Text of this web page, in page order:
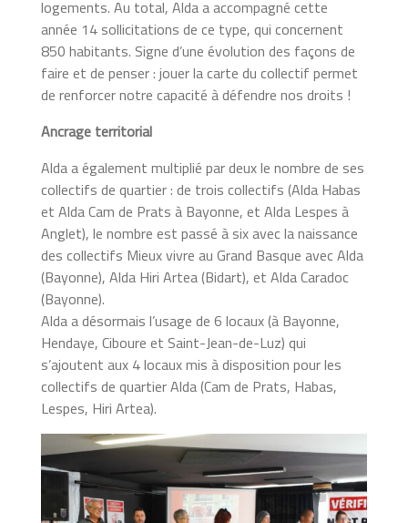
logements. Au total, Alda a accompagné cette
année 14 sollicitations de ce type, qui concernent
850 habitants. Signe d’une évolution des façons de
faire et de penser : jouer la carte du collectif permet
de renforcer notre capacité à défendre nos droits !
Ancrage territorial
Alda a également multiplié par deux le nombre de ses
collectifs de quartier : de trois collectifs (Alda Habas
et Alda Cam de Prats à Bayonne, et Alda Lespes à
Anglet), le nombre est passé à six avec la naissance
des collectifs Mieux vivre au Grand Basque avec Alda
(Bayonne), Alda Hiri Artea (Bidart), et Alda Caradoc
(Bayonne).
Alda a désormais l’usage de 6 locaux (à Bayonne,
Hendaye, Ciboure et Saint-Jean-de-Luz) qui
s’ajoutent aux 4 locaux mis à disposition pour les
collectifs de quartier Alda (Cam de Prats, Habas,
Lespes, Hiri Artea).